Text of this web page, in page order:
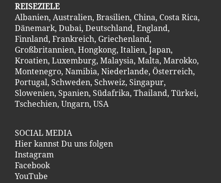
REISEZIELE
Albanien, Australien, Brasilien, China, Costa Rica,
Dänemark, Dubai, Deutschland, England,
Finnland, Frankreich, Griechenland,
Großbritannien, Hongkong, Italien, Japan,
Kroatien, Luxemburg, Malaysia, Malta, Marokko,
Montenegro, Namibia, Niederlande, Österreich,
Portugal, Schweden, Schweiz, Singapur,
Slowenien, Spanien, Südafrika, Thailand, Türkei,
Tschechien, Ungarn, USA
SOCIAL MEDIA
Hier kannst Du uns folgen
Instagram
Facebook
YouTube